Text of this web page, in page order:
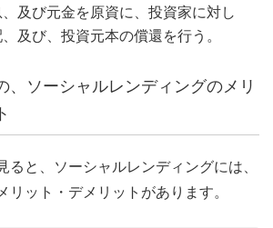
及び元金を原資に、投資家に対し
及び、投資元本の償還を行う。
、ソーシャルレンディングのメリ
ると、ソーシャルレンディングには、
リット・デメリットがあります。